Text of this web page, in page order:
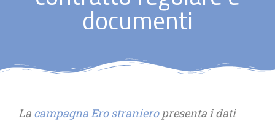
documenti
La campagna Ero stranieropresenta i dati